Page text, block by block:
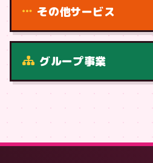
症状・内容から
その他サービス
グループ事業